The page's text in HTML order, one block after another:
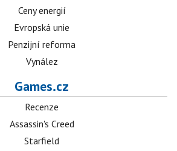
Ceny energií
Evropská unie
Penzijní reforma
Vynález
Games.cz
Recenze
Assassin's Creed
Starfield